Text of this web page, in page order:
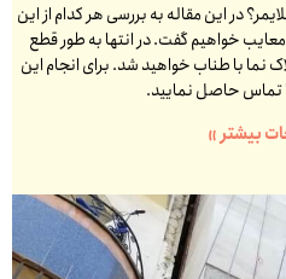
در این مقاله به بررسی هر کدام از این
معایب خواهیم گفت. در انتها به طور قطع
نما با طناب خواهید شد. برای انجام این
تماس حاصل نمایید.
بیشتر »